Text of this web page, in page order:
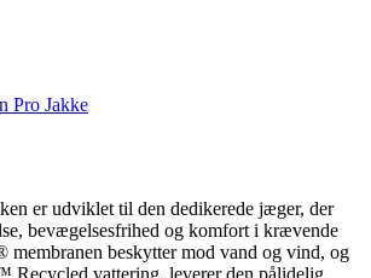
er udviklet til den dedikerede jæger, der
bevægelsesfrihed og komfort i krævende
beskytter mod vand og vind, og
vattering, leverer den pålidelig